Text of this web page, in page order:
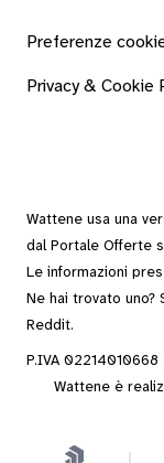
Preferenze
Privacy & Cookie
Wattene usa una
dal Portale Offerte
Le informazioni
Ne hai trovato uno?
Reddit.
P.IVA
Wattene è